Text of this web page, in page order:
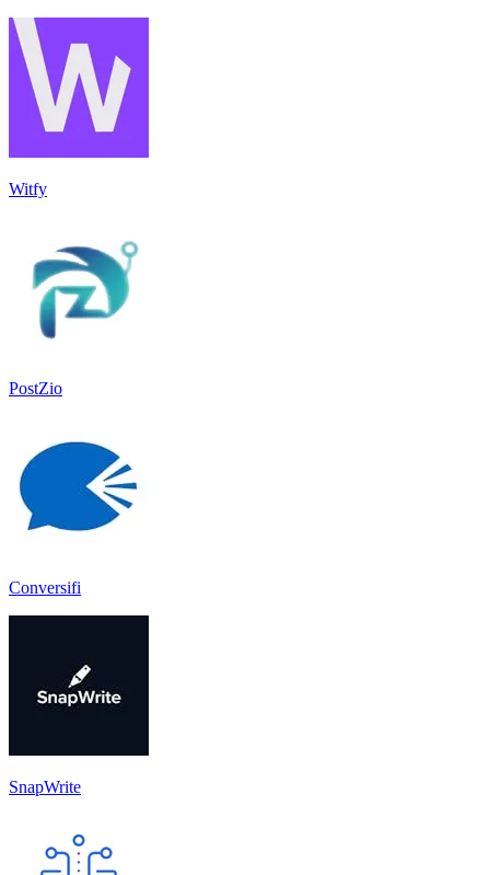
Witfy
PostZio
Conversifi
SnapWrite